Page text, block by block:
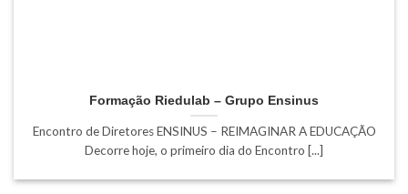
Formação Riedulab – Grupo Ensinus
Encontro de Diretores ENSINUS – REIMAGINAR A EDUCAÇÃO
Decorre hoje, o primeiro dia do Encontro [...]